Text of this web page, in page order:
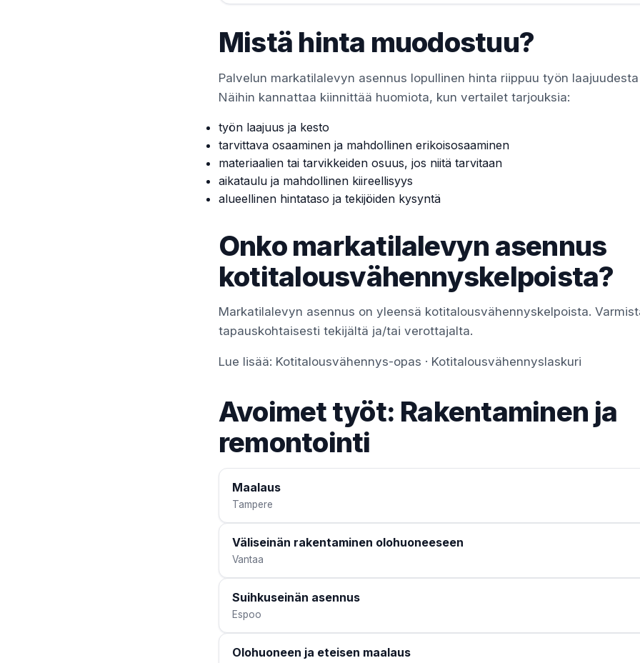
Mistä hinta muodostuu?
Palvelun markatilalevyn asennus lopullinen hinta riippuu työn
Näihin kannattaa kiinnittää huomiota, kun vertailet tarjouksia:
työn laajuus ja kesto
tarvittava osaaminen ja mahdollinen erikoisosaaminen
materiaalien tai tarvikkeiden osuus, jos niitä tarvitaan
aikataulu ja mahdollinen kiireellisyys
alueellinen hintataso ja tekijöiden kysyntä
Onko markatilalevyn asennus
kotitalousvähennyskelpoista?
Markatilalevyn asennus on yleensä kotitalousvähennyskelpoista.
tapauskohtaisesti tekijältä ja/tai verottajalta.
Lue lisää: Kotitalousvähennys-opas · Kotitalousvähennyslaskuri
Avoimet työt: Rakentaminen ja
remontointi
Maalaus
Tampere
Väliseinän rakentaminen olohuoneeseen
Vantaa
Suihkuseinän asennus
Espoo
Olohuoneen ja eteisen maalaus